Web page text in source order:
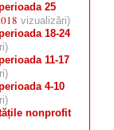
25
vizualizări)
18-24
11-17
4-10
nonprofit